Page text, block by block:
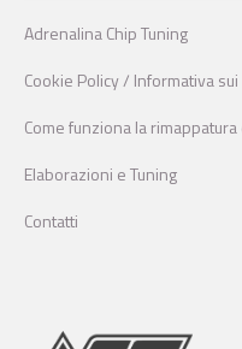
Adrenalina Chip Tuning
Cookie Policy / Informativa
Come funziona la
Elaborazioni e Tuning
Contatti